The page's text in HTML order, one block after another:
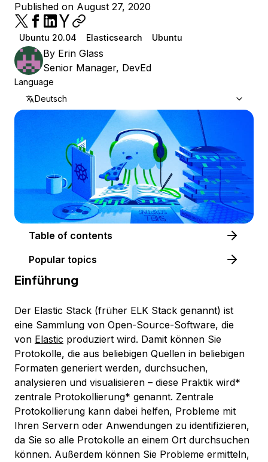
Published on August 27, 2020
Ubuntu 20.04 Elasticsearch Ubuntu
By Erin Glass
Senior Manager, DevEd
Language
Deutsch
Table of contents
Popular topics
Einführung
Der Elastic Stack (früher ELK Stack genannt) ist
eine Sammlung von Open-Source-Software, die
von Elastic produziert wird. Damit können Sie
Protokolle, die aus beliebigen Quellen in beliebigen
Formaten generiert werden, durchsuchen,
analysieren und visualisieren – diese Praktik wird*
zentrale Protokollierung* genannt. Zentrale
Protokollierung kann dabei helfen, Probleme mit
Ihren Servern oder Anwendungen zu identifizieren,
da Sie so alle Protokolle an einem Ort durchsuchen
können. Außerdem können Sie Probleme ermitteln,